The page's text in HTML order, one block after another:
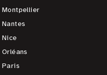
Montpellier
Nantes
Nice
Orléans
Paris